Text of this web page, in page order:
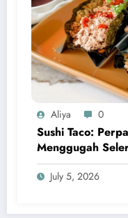
Aliya 0
Sushi Taco:
Menggugah
Kreativitas
July 5, 2026